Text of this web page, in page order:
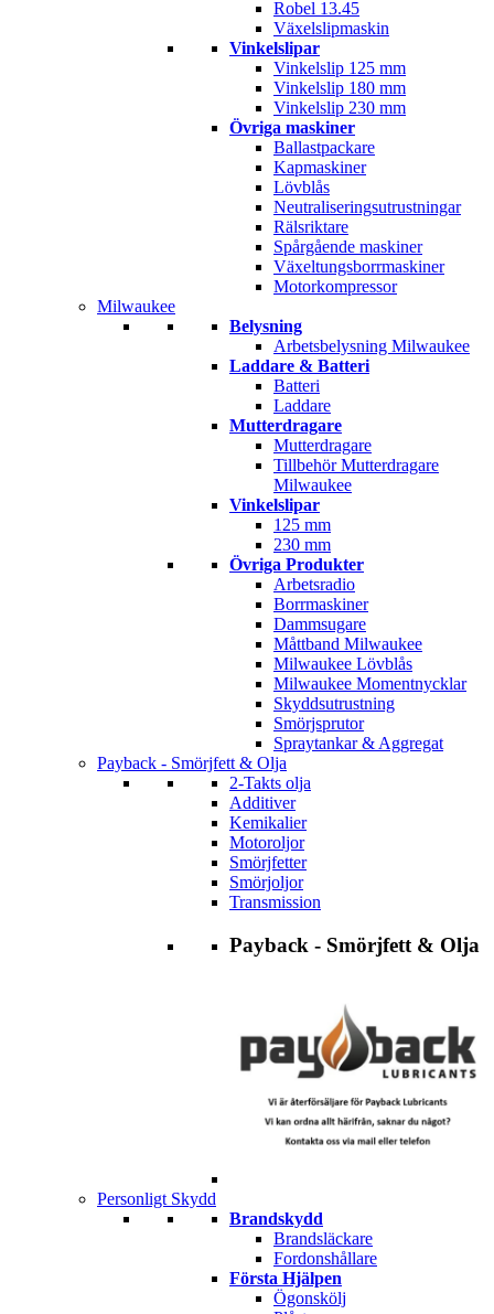
Robel 13.45
Växelslipmaskin
Vinkelslipar
Vinkelslip 125 mm
Vinkelslip 180 mm
Vinkelslip 230 mm
Övriga maskiner
Ballastpackare
Kapmaskiner
Lövblås
Neutraliseringsutrustningar
Rälsriktare
Spårgående maskiner
Växeltungsborrmaskiner
Motorkompressor
Milwaukee
Belysning
Arbetsbelysning Milwaukee
Laddare & Batteri
Batteri
Laddare
Mutterdragare
Mutterdragare
Tillbehör Mutterdragare
Milwaukee
Vinkelslipar
125 mm
230 mm
Övriga Produkter
Arbetsradio
Borrmaskiner
Dammsugare
Måttband Milwaukee
Milwaukee Lövblås
Milwaukee Momentnycklar
Skyddsutrustning
Smörjsprutor
Spraytankar & Aggregat
Payback - Smörjfett & Olja
2-Takts olja
Additiver
Kemikalier
Motoroljor
Smörjfetter
Smörjoljor
Transmission
Payback - Smörjfett & Olja
Personligt Skydd
Brandskydd
Brandsläckare
Fordonshållare
Första Hjälpen
Ögonskölj